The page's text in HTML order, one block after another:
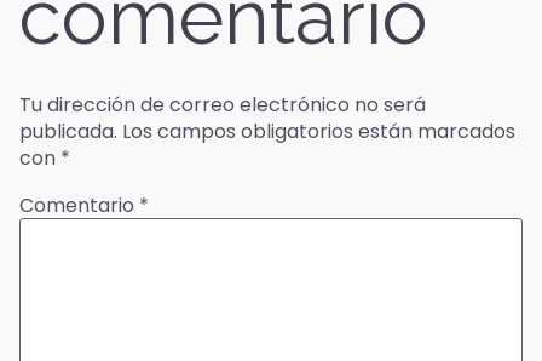
Tu dirección de correo electrónico no será
publicada. Los campos obligatorios están marcados
con *
Comentario *